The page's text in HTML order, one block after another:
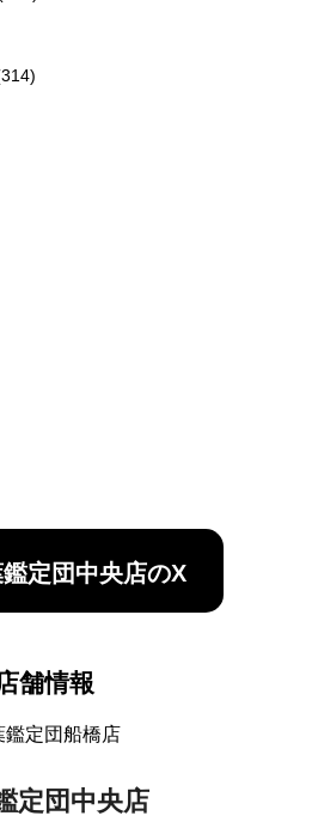
定団中央店のX
舗情報
鑑定団船橋店
定団中央店